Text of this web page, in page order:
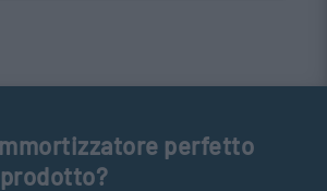
perfetto